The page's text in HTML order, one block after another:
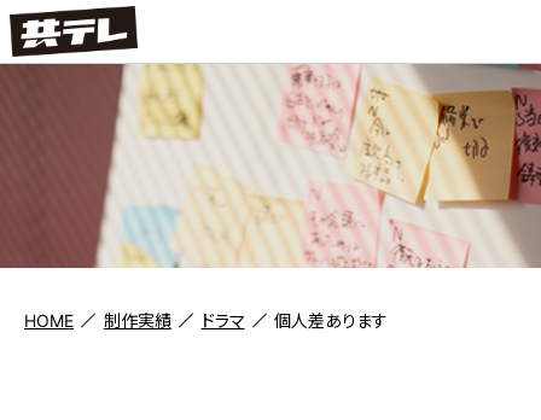
HOME 制作実績 ドラマ 個人差あります